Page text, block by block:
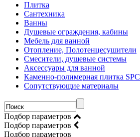
Плитка
Сантехника
Ванны
Душевые ограждения, кабины
Мебель для ванной
Отопление, Полотенцесушители
Смесители, душевые системы
Аксессуары для ванной
Каменно-полимерная плитка SPC
Сопутствующие материалы
Подбор параметров
Подбор параметров
Подбор параметров